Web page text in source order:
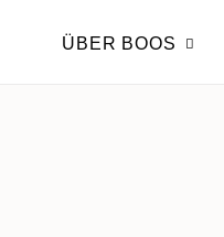
ÜBER BOOS